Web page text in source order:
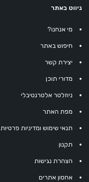
ניווט באתר
מי אנחנו?
חיפוש באתר
יצירת קשר
מדורי תוכן
ניוזלטר אלטרנטיבלי
מפת האתר
תנאי שימוש ומדיניות פרטיות
תקנון
הצהרת נגישות
אחסון אתרים